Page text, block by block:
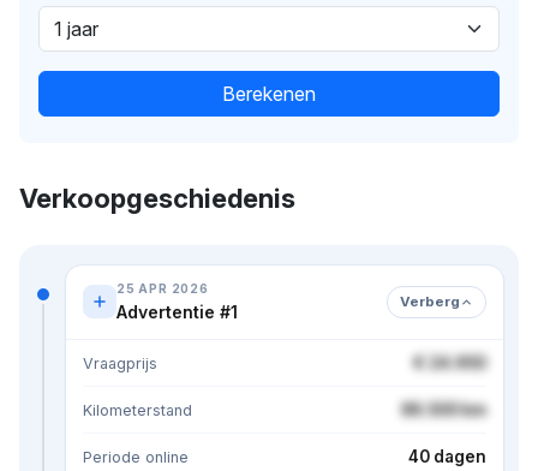
Berekenen
Verkoopgeschiedenis
25 APR 2026
Advertentie #1 Verberg
Vraagprijs € 24.950
Kilometerstand 86.500 km
Periode online 40 dagen